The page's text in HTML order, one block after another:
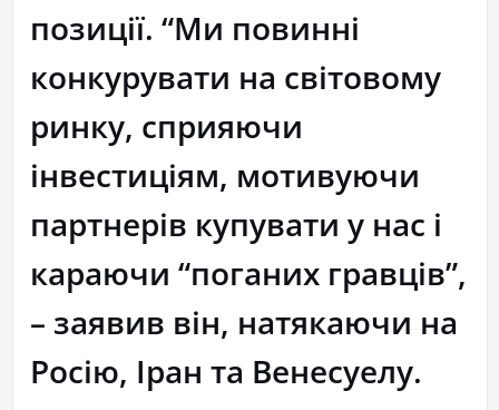
позиції. “Ми повинні
конкурувати на світовому
ринку, сприяючи
інвестиціям, мотивуючи
партнерів купувати у нас і
караючи “поганих гравців”,
– заявив він, натякаючи на
Росію, Іран та Венесуелу.